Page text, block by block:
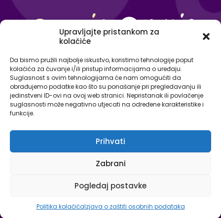
Upravljajte pristankom za
kolačiće
Da bismo pružili najbolje iskustvo, koristimo tehnologije poput
kolačića za čuvanje i/ili pristup informacijama o uređaju.
Suglasnost s ovim tehnologijama će nam omogućiti da
obrađujemo podatke kao što su ponašanje pri pregledavanju ili
jedinstveni ID-ovi na ovoj web stranici. Nepristanak ili povlačenje
suglasnosti može negativno utjecati na određene karakteristike i
funkcije.
Prihvati
Zabrani
Pogledaj postavke
Politika kolačićaIzjava o zaštiti osobnih podataka
© Omnia - centar za strane jezike 2026. Sva prava